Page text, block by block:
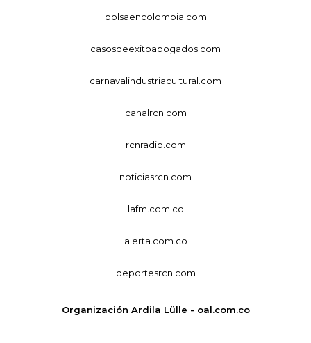
bolsaencolombia.com
casosdeexitoabogados.com
carnavalindustriacultural.com
canalrcn.com
rcnradio.com
noticiasrcn.com
lafm.com.co
alerta.com.co
deportesrcn.com
Organización Ardila Lülle - oal.com.co